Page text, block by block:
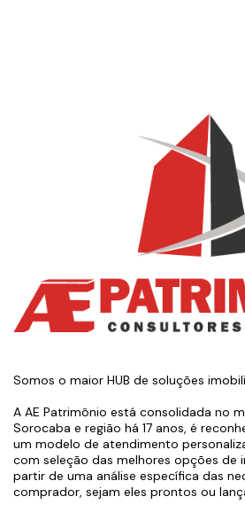
Somos o maior HUB de soluções
A AE Patrimônio está consolidada no
Sorocaba e região há 17 anos, é
um modelo de atendimento
com seleção das melhores opções de
partir de uma análise específica das
comprador, sejam eles prontos ou